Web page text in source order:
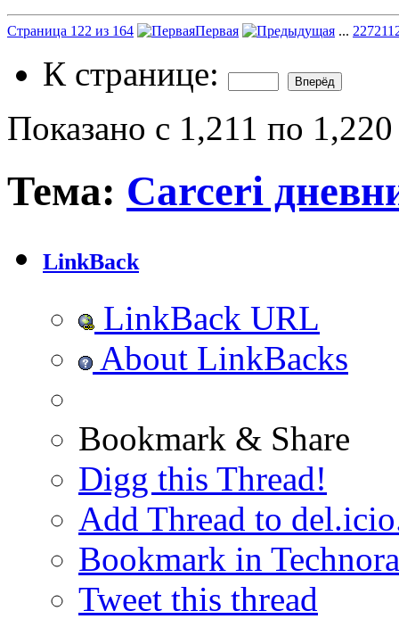
Страница 122 из 164 Первая ... 2272
К странице:
Показано с 1,211 по
Тема: Carceri
LinkBack
LinkBack URL
About LinkBacks
Bookmark & Share
Digg this Thread!
Add Thread to
Bookmark in
Tweet this thread